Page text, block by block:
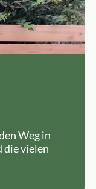
Weg in
die vielen